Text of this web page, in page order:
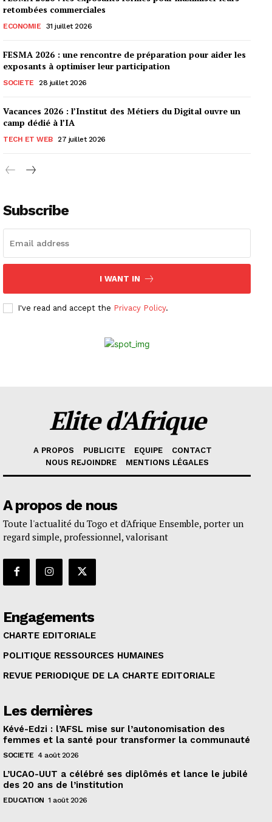
retombées commerciales
ECONOMIE 31 juillet 2026
FESMA 2026 : une rencontre de préparation pour aider les
exposants à optimiser leur participation
SOCIETE 28 juillet 2026
Vacances 2026 : l’Institut des Métiers du Digital ouvre un
camp dédié à l’IA
TECH ET WEB 27 juillet 2026
Subscribe
I WANT IN
I've read and accept the Privacy Policy.
Elite d'Afrique
A PROPOS PUBLICITE EQUIPE
CONTACT
NOUS REJOINDRE
MENTIONS LÉGALES
A propos de nous
Toute l'actualité du Togo et d'Afrique Ensemble, porter un
regard simple, professionnel, valorisant
Engagements
CHARTE EDITORIALE
POLITIQUE RESSOURCES HUMAINES
REVUE PERIODIQUE DE LA CHARTE EDITORIALE
Les dernières
Kévé-Edzi : l’AFSL mise sur l’autonomisation des
femmes et la santé pour transformer la communauté
SOCIETE 4 août 2026
L’UCAO-UUT a célébré ses diplômés et lance le jubilé
des 20 ans de l’institution
EDUCATION 1 août 2026